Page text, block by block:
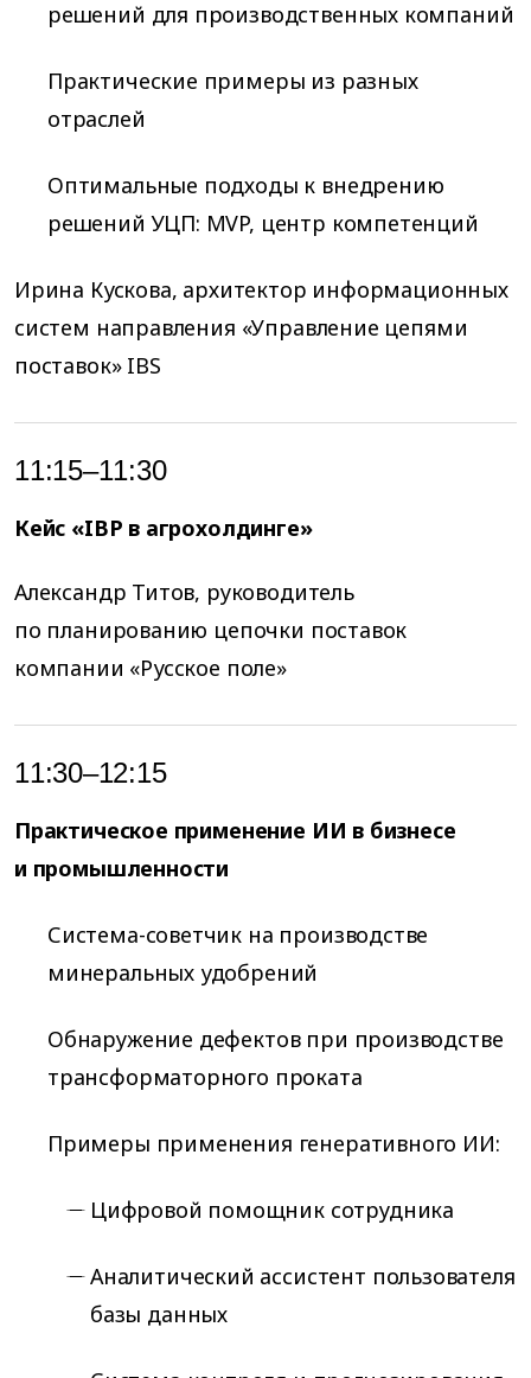
решений для производственных компаний
Практические примеры из разных
отраслей
Оптимальные подходы к внедрению
решений УЦП: MVP, центр компетенций
Ирина Кускова, архитектор информационных
систем направления «Управление цепями
поставок» IBS
11:15–11:30
Кейс «IBP в агрохолдинге»
Александр Титов, руководитель
по планированию цепочки поставок
компании «Русское поле»
11:30–12:15
Практическое применение ИИ в бизнесе
и промышленности
Система-советчик на производстве
минеральных удобрений
Обнаружение дефектов при производстве
трансформаторного проката
Примеры применения генеративного ИИ:
Цифровой помощник сотрудника
Аналитический ассистент пользователя
базы данных